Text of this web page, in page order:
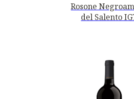
Rosone
del Salento